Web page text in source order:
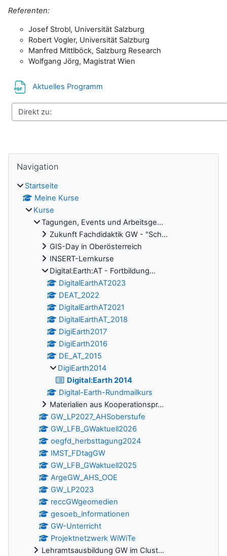
Referenten:
Josef Strobl, Universität Salzburg
Robert Vogler, Universität Salzburg
Manfred Mittlböck, Salzburg Research
Wolfgang Jörg, Magistrat Wien
Aktuelles Programm
Navigation
Startseite
Meine Kurse
Kurse
Tagungen, Events und Arbeitsge...
Zukunft Fachdidaktik GW - "Sch...
GIS-Day in Oberösterreich
INSERT-Lernkurse
Digital:Earth:AT - Fortbildung...
DigitalEarthAT2023
DEAT_2022
DigitalEarthAT2021
DigitalEarthAT_2018
DigiEarth2017
DigiEarth2016
DE_AT_2015
DigiEarth2014
Digital:Earth 2014
Digital-Earth-Rundmailkurs
Materialien aus Kooperationspr...
GW_LP2027_AHSoberstufe
GW_LFB_GWaktuell2026
oegfd_herbsttagung2024
IMST_FDtagGW
GW_LFB_GWaktuell2025
ArgeGW_AHS_OOE
GW_LP2023
reccGWgeomedien
gesoeb_informationen
GW-Unterricht
Projektnetzwerk WiWiTe
Lehramtsausbildung GW im Clust...